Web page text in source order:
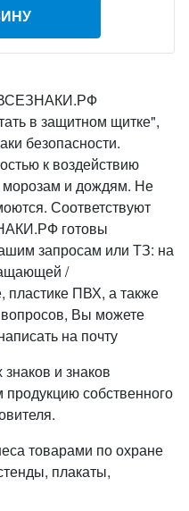
ВСЕЗНАКИ.РФ
в защитном щитке",
безопасности.
к воздействию
и дождям. Не
Соответствуют
готовы
запросам или ТЗ: на
/
пластике ПВХ, а также
Вы можете
на почту
и знаков
собственного
товарами по охране
плакаты,